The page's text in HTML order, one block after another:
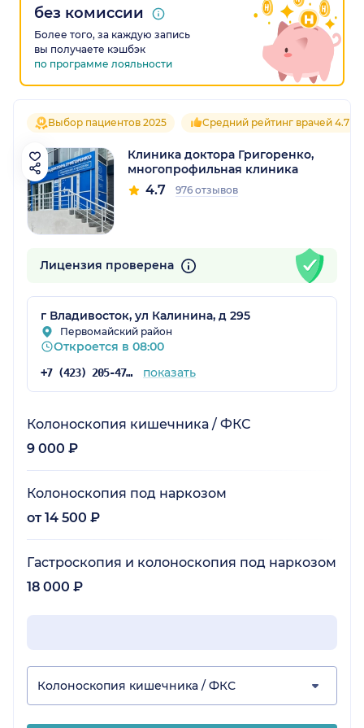
без комиссии
Более того, за каждую запись
вы получаете кэшбэк
по программе лояльности
Выбор пациентов 2025 Средний рейтинг врачей 4.7
Клиника доктора Григоренко,
многопрофильная клиника
4.7 976 отзывов
Лицензия проверена
г Владивосток, ул Калинина, д 295
Первомайский район
Откроется в 08:00
+7 (423) 205-47-06 показать
Колоноскопия кишечника / ФКС
9 000 ₽
Колоноскопия под наркозом
от 14 500 ₽
Гастроскопия и колоноскопия под наркозом
18 000 ₽
Колоноскопия кишечника / ФКС